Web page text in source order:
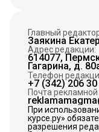
Главный
Заякина
Адрес редакции:
614077,
Гагарина, д.
Телефон
+7 (342) 206
Почта
При
курсе.ру»
разрешения